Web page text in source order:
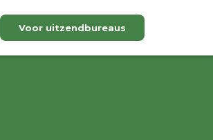
Voor uitzendbureaus